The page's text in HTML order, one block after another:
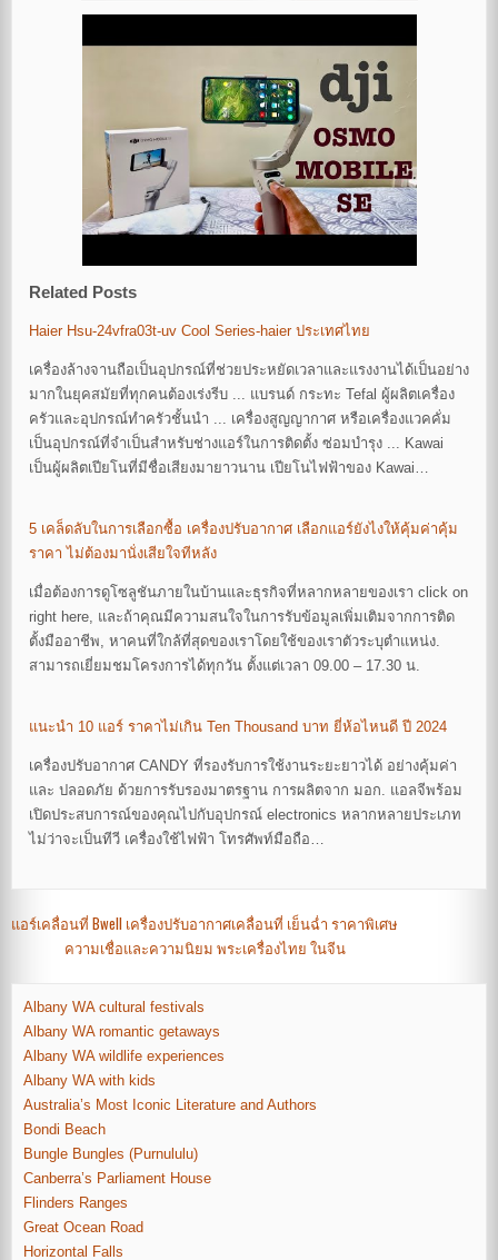
Related Posts
Haier Hsu-24vfra03t-uv Cool Series-haier ประเทศไทย
เครื่องล้างจานถือเป็นอุปกรณ์ที่ช่วยประหยัดเวลาและแรงงานได้เป็นอย่าง
มากในยุคสมัยที่ทุกคนต้องเร่งรีบ ... แบรนด์ กระทะ Tefal ผู้ผลิตเครื่อง
ครัวและอุปกรณ์ทำครัวชั้นนำ ... เครื่องสูญญากาศ หรือเครื่องแวคคั่ม
เป็นอุปกรณ์ที่จำเป็นสำหรับช่างแอร์ในการติดตั้ง ซ่อมบำรุง ... Kawai
เป็นผู้ผลิตเปียโนที่มีชื่อเสียงมายาวนาน เปียโนไฟฟ้าของ Kawai…
5 เคล็ดลับในการเลือกซื้อ เครื่องปรับอากาศ เลือกแอร์ยังไงให้คุ้มค่าคุ้ม
ราคา ไม่ต้องมานั่งเสียใจทีหลัง
เมื่อต้องการดูโซลูชันภายในบ้านและธุรกิจที่หลากหลายของเรา click on
right here, และถ้าคุณมีความสนใจในการรับข้อมูลเพิ่มเติมจากการติด
ตั้งมืออาชีพ, หาคนที่ใกล้ที่สุดของเราโดยใช้ของเราตัวระบุตําแหน่ง.
สามารถเยี่ยมชมโครงการได้ทุกวัน ตั้งแต่เวลา 09.00 – 17.30 น.
แนะนำ 10 แอร์ ราคาไม่เกิน Ten Thousand บาท ยี่ห้อไหนดี ปี 2024
เครื่องปรับอากาศ CANDY ที่รองรับการใช้งานระยะยาวได้ อย่างคุ้มค่า
และ ปลอดภัย ด้วยการรับรองมาตรฐาน การผลิตจาก มอก. แอลจีพร้อม
เปิดประสบการณ์ของคุณไปกับอุปกรณ์ electronics หลากหลายประเภท
ไม่ว่าจะเป็นทีวี เครื่องใช้ไฟฟ้า โทรศัพท์มือถือ…
Post
navigation
แอร์เคลื่อนที่ Bwell เครื่องปรับอากาศเคลื่อนที่ เย็นฉ่ำ ราคาพิเศษ
ความเชื่อและความนิยม พระเครื่องไทย ในจีน
Albany WA cultural festivals
Albany WA romantic getaways
Albany WA wildlife experiences
Albany WA with kids
Australia’s Most Iconic Literature and Authors
Bondi Beach
Bungle Bungles (Purnululu)
Canberra’s Parliament House
Flinders Ranges
Great Ocean Road
Horizontal Falls